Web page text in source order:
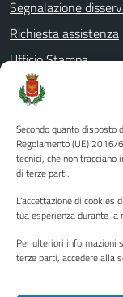
Secondo quanto disposto
Regolamento (UE) 2016/
tecnici, che non tracciano
di terze parti.
L'accettazione di cookies
tua esperienza durante la
Per ulteriori informazioni
terze parti, accedere alla
Segnalazione
Richiesta assistenza
Ufficio Stampa
Amministrazione
Albo pretorio
Informativa privacy
Note legali
Piano di